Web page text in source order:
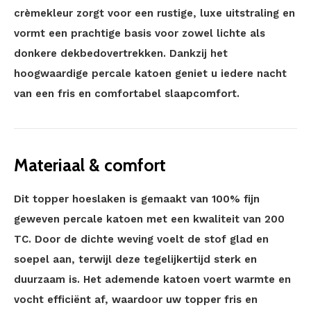
crèmekleur zorgt voor een rustige, luxe uitstraling en
vormt een prachtige basis voor zowel lichte als
donkere dekbedovertrekken. Dankzij het
hoogwaardige percale katoen geniet u iedere nacht
van een fris en comfortabel slaapcomfort.
Materiaal & comfort
Dit topper hoeslaken is gemaakt van 100% fijn
geweven percale katoen met een kwaliteit van 200
TC. Door de dichte weving voelt de stof glad en
soepel aan, terwijl deze tegelijkertijd sterk en
duurzaam is. Het ademende katoen voert warmte en
vocht efficiënt af, waardoor uw topper fris en